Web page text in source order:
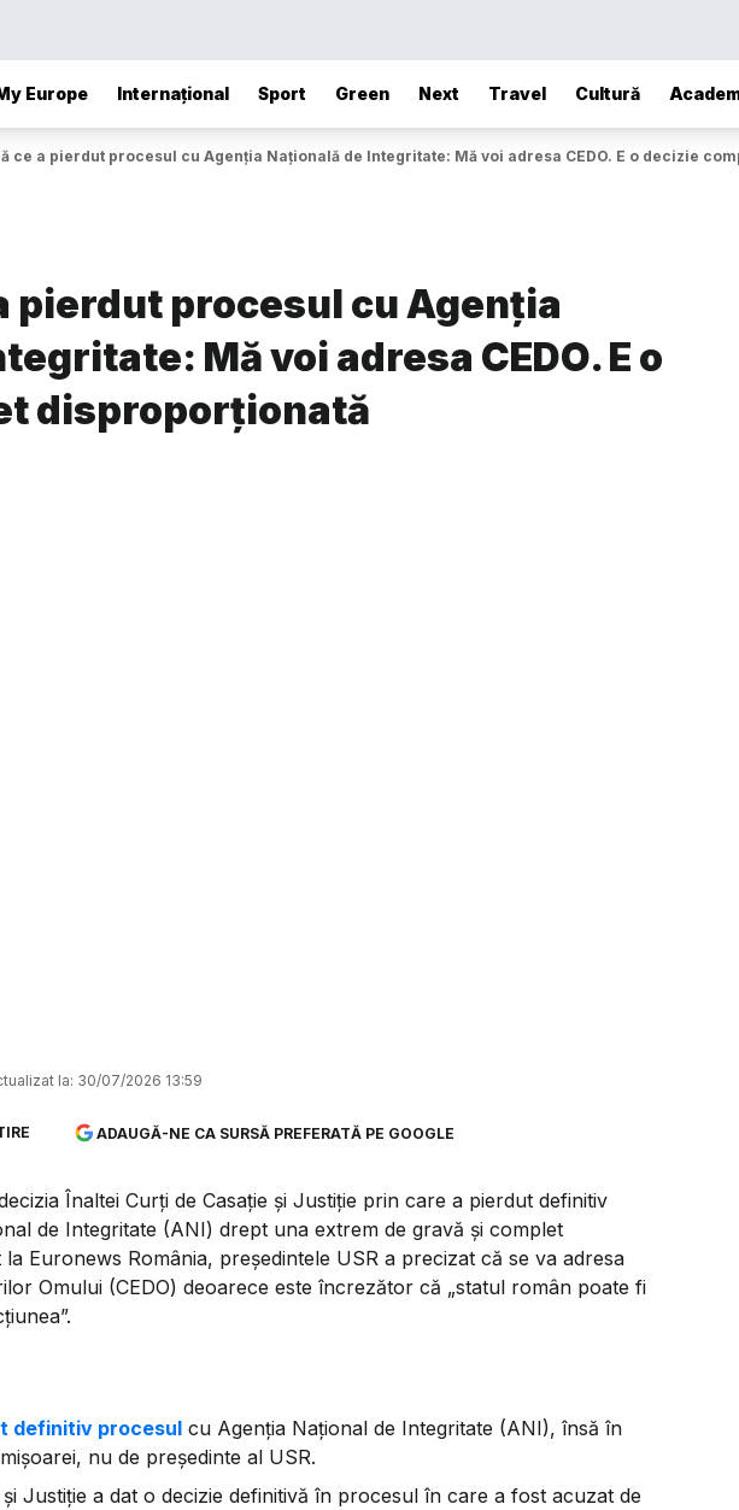
Europe Internațional Sport Green Next Travel Cultură
ce a pierdut procesul cu Agenția Națională de Integritate: Mă voi adresa CEDO. E o decizie
pierdut procesul cu Agenția
Mă voi adresa CEDO. E o
disproporționată
la: 30/07/2026 13:59
ADAUGĂ-NE CA SURSĂ PREFERATĂ PE GOOGLE
Înaltei Curți de Casație și Justiție prin care a pierdut definitiv
de Integritate (ANI) drept una extrem de gravă și complet
Euronews România, președintele USR a precizat că se va adresa
Omului (CEDO) deoarece este încrezător că „statul român poate fi
definitiv procesul cu Agenția Național de Integritate (ANI), însă în
nu de președinte al USR.
Justiție a dat o decizie definitivă în procesul în care a fost acuzat de